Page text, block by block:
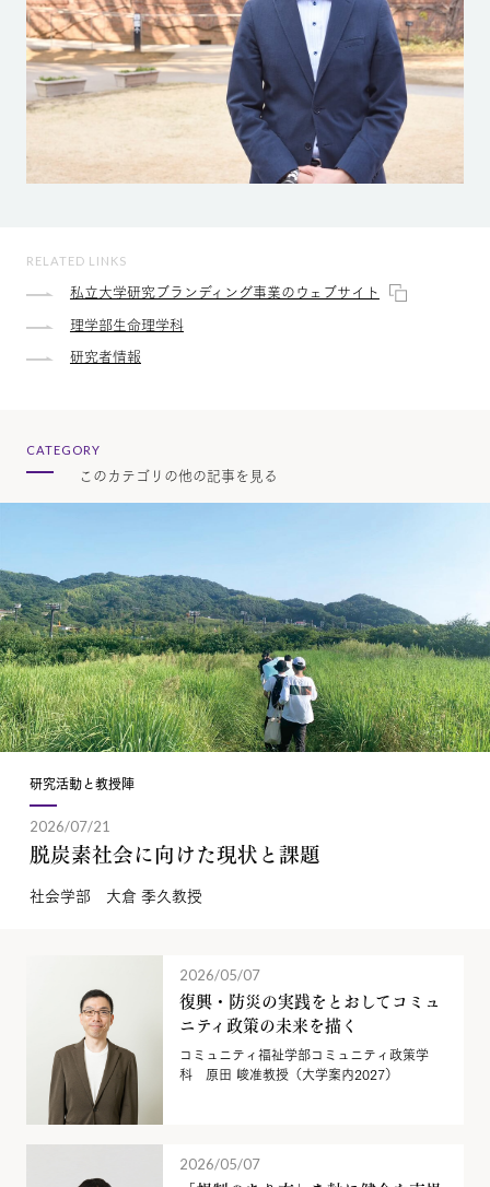
RELATED LINKS
私立大学研究ブランディング事業のウェブサイト
理学部生命理学科
研究者情報
CATEGORY
このカテゴリの他の記事を見る
研究活動と教授陣
2026/07/21
脱炭素社会に向けた現状と課題
社会学部 大倉 季久教授
2026/05/07
復興・防災の実践をとおしてコミュ
ニティ政策の未来を描く
コミュニティ福祉学部コミュニティ政策学
科 原田 峻准教授（大学案内2027）
2026/05/07